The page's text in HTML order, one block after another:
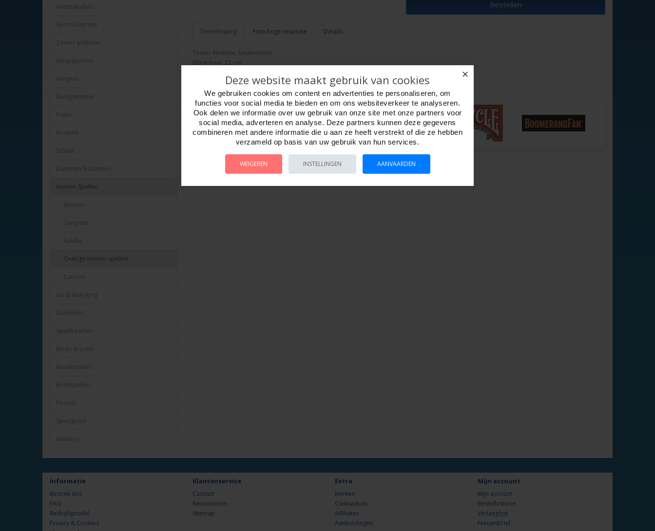
Voetbaltafels
Sport Diversen
Zomer artikelen
Werpsporten
Vliegers
Backgammon
Poker
Roulette
Schaak
Dammen & Domino
Houten Spellen
- Keezen
- Tangram
- Kalaha
- Overige houten spellen
- Carrom
Go & Mah-Jong
Dobbelen
Speelkaarten
Bingo & Lotto
Breinbrekers
Bordspellen
Puzzels
Speelgoed
Knikkers
Bestellen
Omschrijving Foto hoge resolutie Details
Tiroler Roulette, beukenhout.
Blank hout, 22 cm.
Verpakt in fotodoos.
Informatie
Bezoek ons
FAQ
Bedrijfsprofiel
Privacy & Cookies
Klantenservice
Contact
Retourneren
Sitemap
Extra
Merken
Cadeaubon
Affiliates
Aanbiedingen
Mijn account
Mijn account
Bestelhistorie
Verlanglijst
Nieuwsbrief
✕
Deze website maakt gebruik van cookies
We gebruiken cookies om content en advertenties te personaliseren, om
functies voor social media te bieden en om ons websiteverkeer te analyseren.
Ook delen we informatie over uw gebruik van onze site met onze partners voor
social media, adverteren en analyse. Deze partners kunnen deze gegevens
combineren met andere informatie die u aan ze heeft verstrekt of die ze hebben
verzameld op basis van uw gebruik van hun services.
WEIGEREN INSTELLINGEN AANVAARDEN